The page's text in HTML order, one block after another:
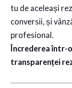
tu de aceleași
conversii, și
profesional.
Încrederea într-
transparenței